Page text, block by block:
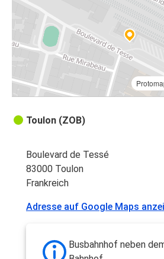
Toulon (ZOB)
Boulevard de Tessé
83000 Toulon
Frankreich
Adresse auf Google Maps
Busbahnhof neben